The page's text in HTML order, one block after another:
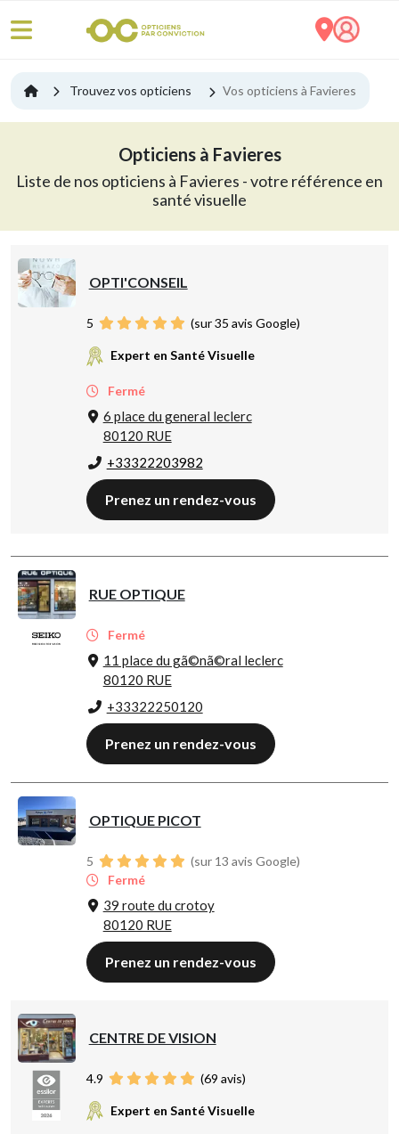
Trouvez vos opticiens Vos opticiens à Favieres
Opticiens à Favieres
Liste de nos opticiens à Favieres - votre référence en
santé visuelle
OPTI'CONSEIL
5 (sur 35 avis Google)
Expert en Santé Visuelle
Fermé
6 place du general leclerc
80120 RUE
+33322203982
Prenez un rendez-vous
RUE OPTIQUE
Fermé
11 place du gã©nã©ral leclerc
80120 RUE
+33322250120
Prenez un rendez-vous
OPTIQUE PICOT
5
(sur 13 avis Google)
Fermé
39 route du crotoy
80120 RUE
Prenez un rendez-vous
CENTRE DE VISION
4.9 (69 avis)
Expert en Santé Visuelle